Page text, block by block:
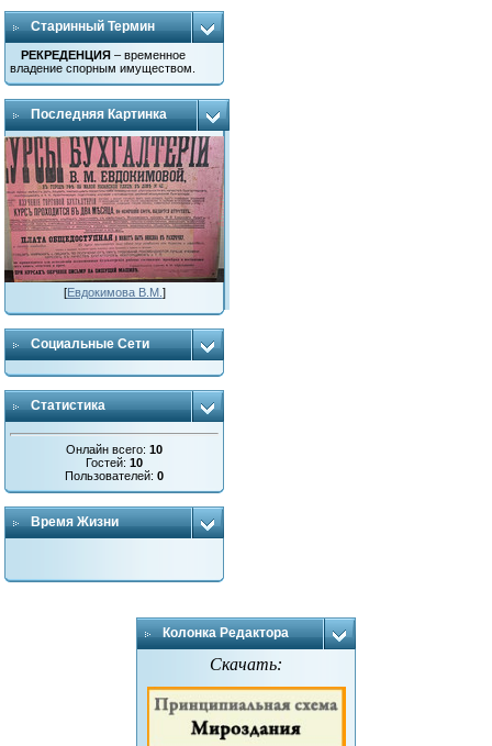
Старинный Термин
РЕКРЕДЕНЦИЯ – временное
владение спорным имуществом.
Последняя Картинка
[Евдокимова В.М. ]
Социальные Сети
Статистика
Онлайн всего:10
Гостей:10
Пользователей:0
Время Жизни
Колонка Редактора
Скачать: